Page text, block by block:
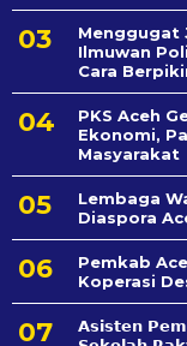
Menggugat
Ilmuwan
Cara
PKS Aceh
Ekonomi,
Masyarakat
Lembaga
Diaspora
Pemkab
Koperasi
𝗔𝘀𝗶𝘀𝘁𝗲𝗻